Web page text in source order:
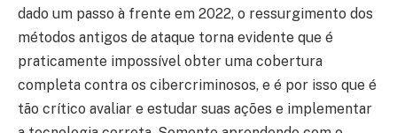
dado um passo à frente em 2022, o ressurgimento dos
métodos antigos de ataque torna evidente que é
praticamente impossível obter uma cobertura
completa contra os cibercriminosos, e é por isso que é
tão crítico avaliar e estudar suas ações e implementar